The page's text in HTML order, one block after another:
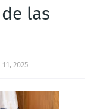
las
2025